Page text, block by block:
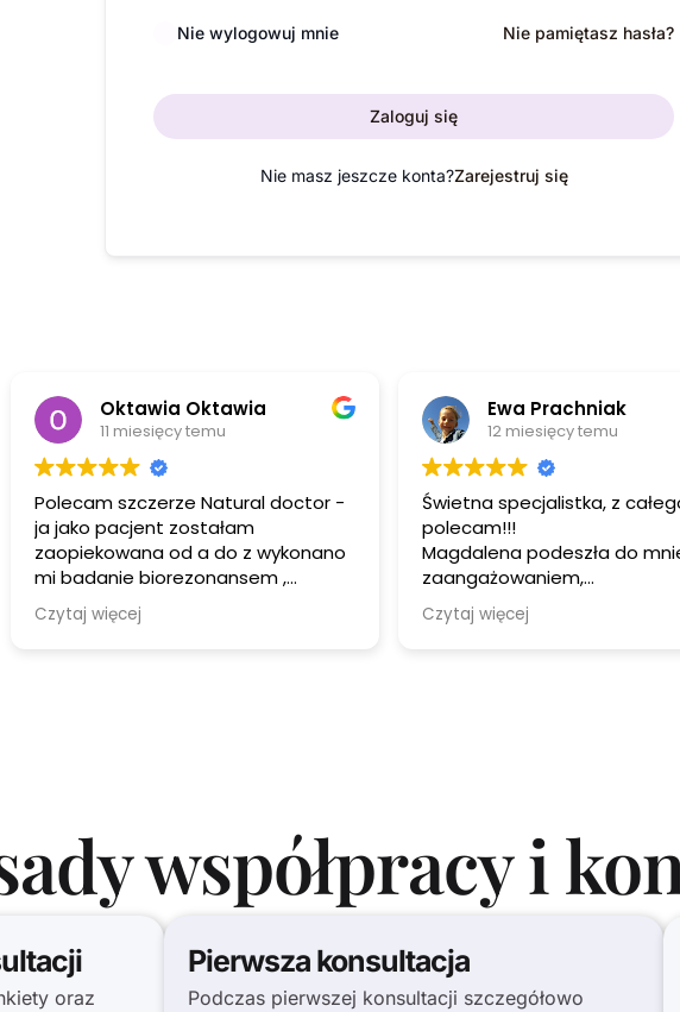
Nie wylogowuj mnie Nie pamiętasz hasła?
Zaloguj się
Nie masz jeszcze konta?Zarejestruj się
Oktawia Oktawia
11 miesięcy temu
szczerze Natural doctor -
zostałam
od a do z wykonano
biorezonansem ,
na pasozyty
dokładnie wywiad i
Ewa Prachniak
12 miesięcy temu
Świetna specjalistka, z całego serca
Magdalena podeszła do mnie z
zaangażowaniem,
profesjonalizmem serdecznością i
prawdziwą troską. Wykazała się
Czytaj więcej
współpracy i
oraz
Pierwsza konsultacja
Podczas pierwszej konsultacji szczegółowo